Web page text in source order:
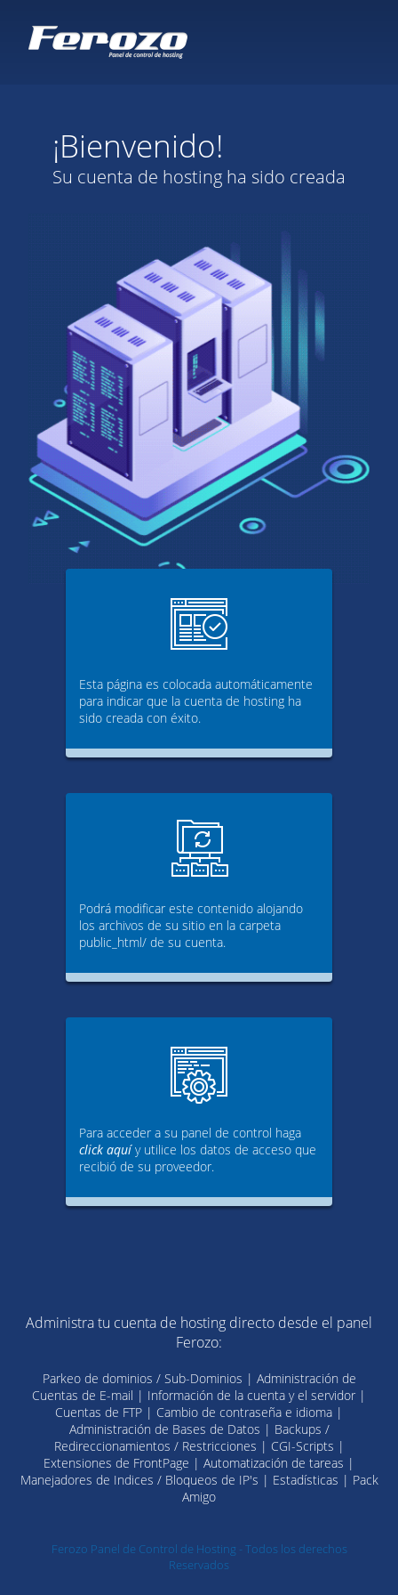
¡Bienvenido!
Su cuenta de hosting ha sido creada
Esta página es colocada automáticamente
para indicar que la cuenta de hosting ha
sido creada con éxito.
Podrá modificar este contenido alojando
los archivos de su sitio en la carpeta
public_html/ de su cuenta.
Para acceder a su panel de control haga
click aquíy utilice los datos de acceso que
recibió de su proveedor.
Administra tu cuenta de hosting directo desde el panel
Ferozo:
Parkeo de dominios / Sub-Dominios | Administración de
Cuentas de E-mail | Información de la cuenta y el servidor |
Cuentas de FTP | Cambio de contraseña e idioma |
Administración de Bases de Datos | Backups /
Redireccionamientos / Restricciones | CGI-Scripts |
Extensiones de FrontPage | Automatización de tareas |
Manejadores de Indices / Bloqueos de IP's | Estadísticas | Pack
Amigo
Ferozo Panel de Control de Hosting - Todos los derechos
Reservados